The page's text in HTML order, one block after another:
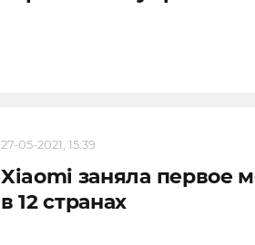
27-05-2021, 15:39
Xiaomi заняла первое
в 12 странах